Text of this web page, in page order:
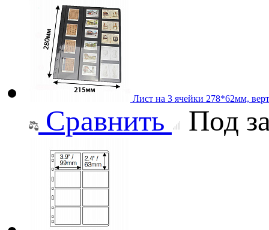
Лист на 3 ячейки 278*62мм,
Сравнить Под